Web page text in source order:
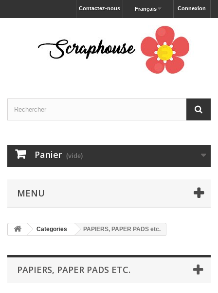
Connexion
Français
Contactez-nous
Panier (vide)
MENU
Categories PAPIERS, PAPER PADS etc.
PAPIERS, PAPER PADS ETC.